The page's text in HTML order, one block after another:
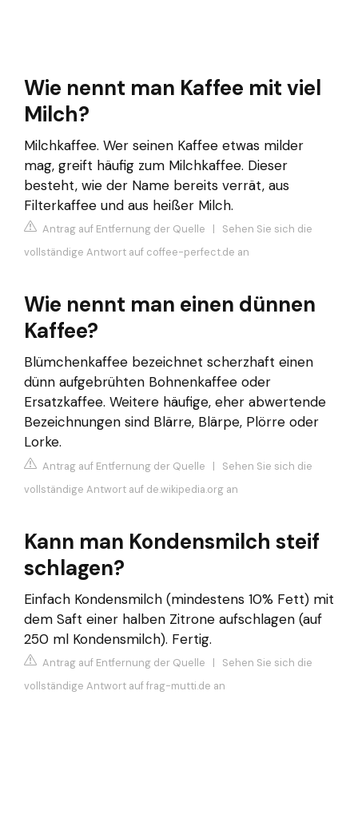
Wie nennt man Kaffee mit viel
Milch?
Milchkaffee. Wer seinen Kaffee etwas milder
mag, greift häufig zum Milchkaffee. Dieser
besteht, wie der Name bereits verrät, aus
Filterkaffee und aus heißer Milch.
Antrag auf Entfernung der Quelle | Sehen Sie sich die
vollständige Antwort auf coffee-perfect.de an
Wie nennt man einen dünnen
Kaffee?
Blümchenkaffee bezeichnet scherzhaft einen
dünn aufgebrühten Bohnenkaffee oder
Ersatzkaffee. Weitere häufige, eher abwertende
Bezeichnungen sind Blärre, Blärpe, Plörre oder
Lorke.
Antrag auf Entfernung der Quelle | Sehen Sie sich die
vollständige Antwort auf de.wikipedia.org an
Kann man Kondensmilch steif
schlagen?
Einfach Kondensmilch (mindestens 10% Fett) mit
dem Saft einer halben Zitrone aufschlagen (auf
250 ml Kondensmilch). Fertig.
Antrag auf Entfernung der Quelle | Sehen Sie sich die
vollständige Antwort auf frag-mutti.de an